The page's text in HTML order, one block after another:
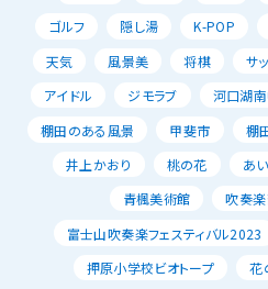
ゴルフ
隠し湯 K-POP
天気
風景美 将棋 サ
アイドル
ジモラブ 河口湖
棚田のある風景
甲斐市 棚
井上かおり
桃の花 あ
青楓美術館
吹奏
富士山吹奏楽フェスティバル2023
押原小学校ビオトープ
花